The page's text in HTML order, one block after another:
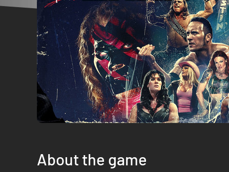
About the game